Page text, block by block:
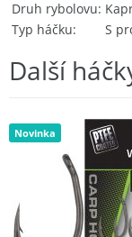
Druh rybolovu
Typ háčku
S
Další
Novinka